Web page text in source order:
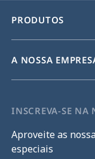
PRODUTOS
A NOSSA
INSCREVA-SE NA
Aproveite as
especiais